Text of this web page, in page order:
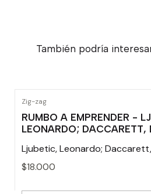
También podría
Zig-zag
RUMBO A EMPRENDER -
LEONARDO; DACCARETT,
Ljubetic, Leonardo;
$18.000